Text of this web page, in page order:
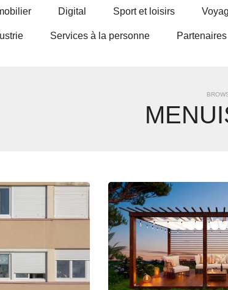
Digital Sport et loisirs
Services à la personne Partenaires